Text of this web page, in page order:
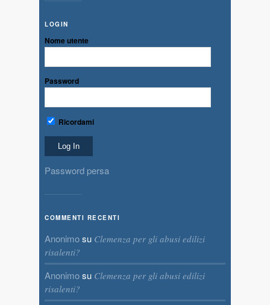
LOGIN
Nome utente
Password
Ricordami
Password persa
COMMENTI RECENTI
Anonimosu Clemenza per gli abusi edilizi
risalenti?
Anonimosu Clemenza per gli abusi edilizi
risalenti?